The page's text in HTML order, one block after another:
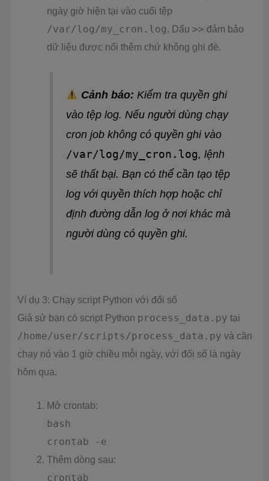
ngày giờ hiện tại vào cuối tệp
/var/log/my_cron.log. Dấu >> đảm bảo
dữ liệu được nối thêm chứ không ghi đè.
Cảnh báo: Kiểm tra quyền ghi
vào tệp log. Nếu người dùng chạy
cron job không có quyền ghi vào
/var/log/my_cron.log, lệnh
sẽ thất bại. Bạn có thể cần tạo tệp
log với quyền thích hợp hoặc chỉ
định đường dẫn log ở nơi khác mà
người dùng có quyền ghi.
Ví dụ 3: Chạy script Python với đối số
Giả sử bạn có script Python process_data.py tại
/home/user/scripts/process_data.py và cần
chạy nó vào 1 giờ chiều mỗi ngày, với đối số là ngày
hôm qua.
Mở crontab:
bash
crontab -e
Thêm dòng sau:
crontab